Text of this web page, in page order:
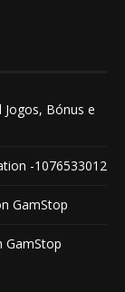
Bónus e
-1076533012
GamStop
GamStop